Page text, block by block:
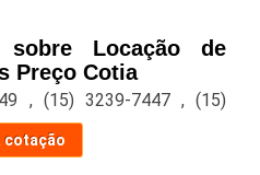
Locação de
Preço Cotia
, (15) 3239-7447 ,(15)
cotação